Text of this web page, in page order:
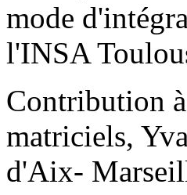
mode
l'INSA
Contribution
matriciels,
d'Aix-